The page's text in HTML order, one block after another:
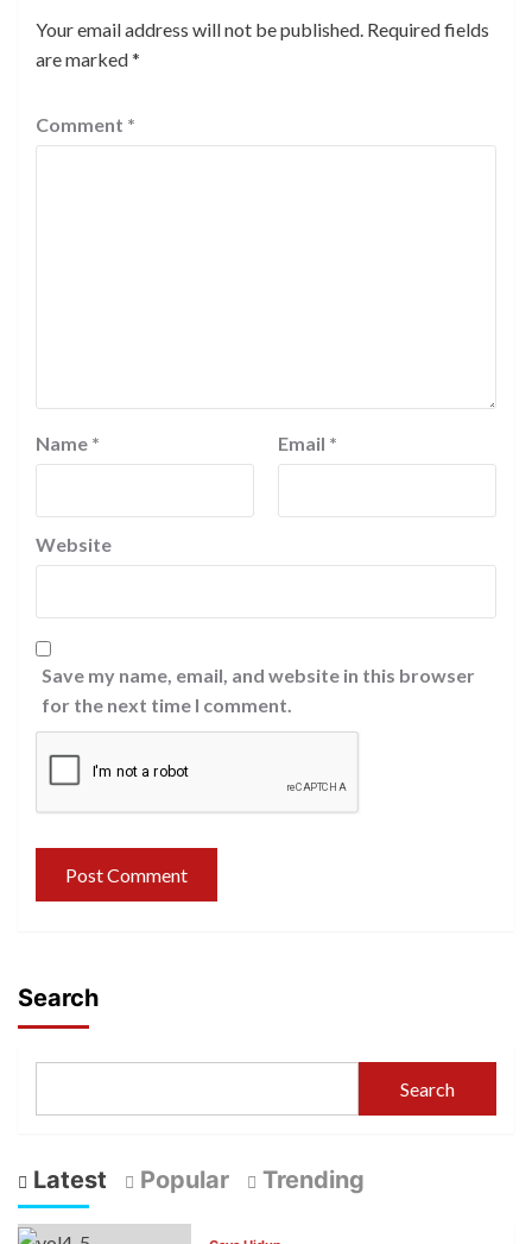
Your email address will not be published. Required fields
are marked*
Comment *
Name * Email *
Website
Save my name, email, and website in this browser
for the next time I comment.
Search
Search
Latest Popular Trending